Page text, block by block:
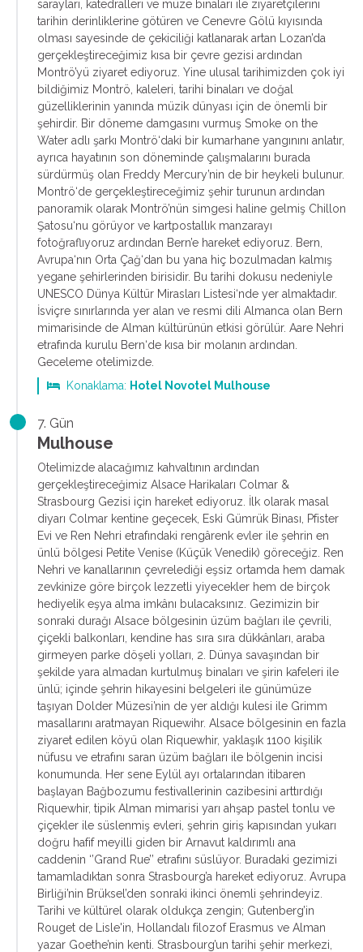
sarayları, katedralleri ve müze binaları ile ziyaretçilerini
tarihin derinliklerine götüren ve Cenevre Gölü kıyısında
olması sayesinde de çekiciliği katlanarak artan Lozan’da
gerçekleştireceğimiz kısa bir çevre gezisi ardından
Montrö’yü ziyaret ediyoruz. Yine ulusal tarihimizden çok iyi
bildiğimiz Montrö, kaleleri, tarihi binaları ve doğal
güzelliklerinin yanında müzik dünyası için de önemli bir
şehirdir. Bir döneme damgasını vurmuş Smoke on the
Water adlı şarkı Montrö‘daki bir kumarhane yangınını anlatır,
ayrıca hayatının son döneminde çalışmalarını burada
sürdürmüş olan Freddy Mercury’nin de bir heykeli bulunur.
Montrö‘de gerçekleştireceğimiz şehir turunun ardından
panoramik olarak Montrö’nün simgesi haline gelmiş Chillon
Şatosu‘nu görüyor ve kartpostallık manzarayı
fotoğraflıyoruz ardından Bern’e hareket ediyoruz. Bern,
Avrupa‘nın Orta Çağ‘dan bu yana hiç bozulmadan kalmış
yegane şehirlerinden birisidir. Bu tarihi dokusu nedeniyle
UNESCO Dünya Kültür Mirasları Listesi‘nde yer almaktadır.
İsviçre sınırlarında yer alan ve resmi dili Almanca olan Bern
mimarisinde de Alman kültürünün etkisi görülür. Aare Nehri
etrafında kurulu Bern‘de kısa bir molanın ardından.
Geceleme otelimizde.
Konaklama: Hotel Novotel Mulhouse
7. Gün
Mulhouse
Otelimizde alacağımız kahvaltının ardından
gerçekleştireceğimiz Alsace Harikaları Colmar &
Strasbourg Gezisi için hareket ediyoruz. İlk olarak masal
diyarı Colmar kentine geçecek, Eski Gümrük Binası, Pfister
Evi ve Ren Nehri etrafındaki rengârenk evler ile şehrin en
ünlü bölgesi Petite Venise (Küçük Venedik) göreceğiz. Ren
Nehri ve kanallarının çevrelediği eşsiz ortamda hem damak
zevkinize göre birçok lezzetli yiyecekler hem de birçok
hediyelik eşya alma imkânı bulacaksınız. Gezimizin bir
sonraki durağı Alsace bölgesinin üzüm bağları ile çevrili,
çiçekli balkonları, kendine has sıra sıra dükkânları, araba
girmeyen parke döşeli yolları, 2. Dünya savaşından bir
şekilde yara almadan kurtulmuş binaları ve şirin kafeleri ile
ünlü; içinde şehrin hikayesini belgeleri ile günümüze
taşıyan Dolder Müzesi’nin de yer aldığı kulesi ile Grimm
masallarını aratmayan Riquewihr. Alsace bölgesinin en fazla
ziyaret edilen köyü olan Riquewhir, yaklaşık 1100 kişilik
nüfusu ve etrafını saran üzüm bağları ile bölgenin incisi
konumunda. Her sene Eylül ayı ortalarından itibaren
başlayan Bağbozumu festivallerinin cazibesini arttırdığı
Riquewhir, tipik Alman mimarisi yarı ahşap pastel tonlu ve
çiçekler ile süslenmiş evleri, şehrin giriş kapısından yukarı
doğru hafif meyilli giden bir Arnavut kaldırımlı ana
caddenin ‘’Grand Rue’’ etrafını süslüyor. Buradaki gezimizi
tamamladıktan sonra Strasbourg’a hareket ediyoruz. Avrupa
Birliği’nin Brüksel’den sonraki ikinci önemli şehrindeyiz.
Tarihi ve kültürel olarak oldukça zengin; Gutenberg’in
Rouget de Lisle'in, Hollandalı filozof Erasmus ve Alman
yazar Goethe’nin kenti. Strasbourg’un tarihi şehir merkezi,